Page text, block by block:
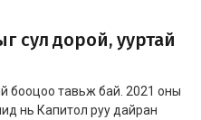
сул дорой, ууртай
бооцоо тавьж бай. 2021 оны
нь Капитол руу дайран